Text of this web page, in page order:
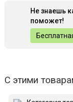
Не знаешь
поможет!
С этими